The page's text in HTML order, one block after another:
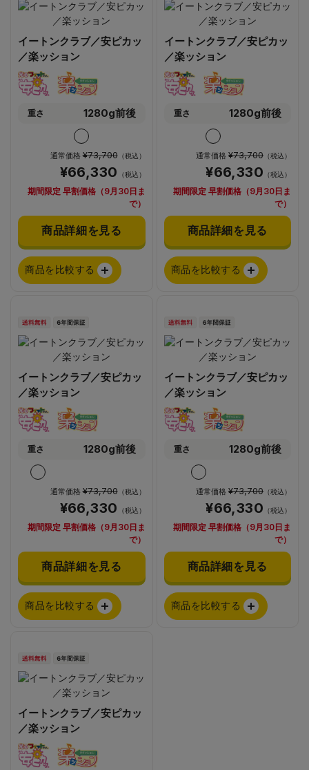
イートンクラブ／安ピカッ
／楽ッション
重さ 1280g前後
通常価格¥73,700（税込）
¥66,330 （税込）
期間限定 早割価格（9月30日ま
で）
商品詳細を見る
商品を比較する
イートンクラブ／安ピカッ
／楽ッション
重さ 1280g前後
通常価格 ¥73,700 （税込）
¥66,330 （税込）
期間限定 早割価格（9月30日ま
で）
商品詳細を見る
商品を比較する
イートンクラブ／安ピカッ
／楽ッション
重さ 1280g前後
通常価格¥73,700（税込）
¥66,330 （税込）
期間限定 早割価格（9月30日ま
で）
商品詳細を見る
商品を比較する
イートンクラブ／安ピカッ
／楽ッション
重さ 1280g前後
通常価格 ¥73,700 （税込）
¥66,330 （税込）
期間限定 早割価格（9月30日ま
で）
商品詳細を見る
商品を比較する
イートンクラブ／安ピカッ
／楽ッション